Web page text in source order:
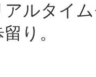
アルタイ
り。